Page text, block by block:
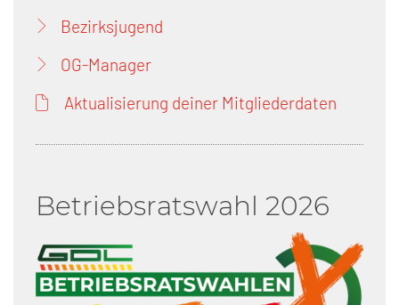
Bezirksjugend
OG-Manager
Aktualisierung deiner Mitgliederdaten
Betriebsratswahl 2026